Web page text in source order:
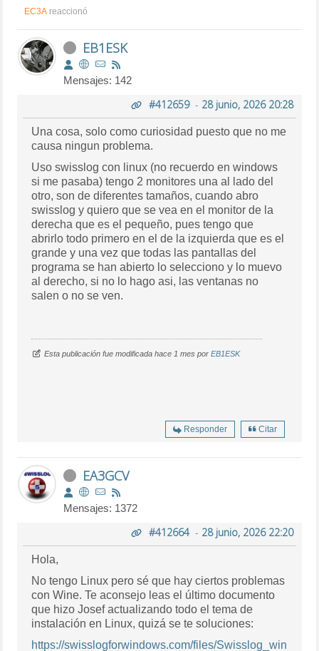
EC3A reaccionó
EB1ESK
Mensajes: 142
#412659- 28 junio, 2026 20:28
Una cosa, solo como curiosidad puesto que no me
causa ningun problema.
Uso swisslog con linux (no recuerdo en windows
si me pasaba) tengo 2 monitores una al lado del
otro, son de diferentes tamaños, cuando abro
swisslog y quiero que se vea en el monitor de la
derecha que es el pequeño, pues tengo que
abrirlo todo primero en el de la izquierda que es el
grande y una vez que todas las pantallas del
programa se han abierto lo selecciono y lo muevo
al derecho, si no lo hago asi, las ventanas no
salen o no se ven.
Esta publicación fue modificada hace 1 mes porEB1ESK
Responder Citar
EA3GCV
Mensajes: 1372
#412664- 28 junio, 2026 22:20
Hola,
No tengo Linux pero sé que hay ciertos problemas
con Wine. Te aconsejo leas el último documento
que hizo Josef actualizando todo el tema de
instalación en Linux, quizá se te soluciones:
https://swisslogforwindows.com/files/Swisslog_win